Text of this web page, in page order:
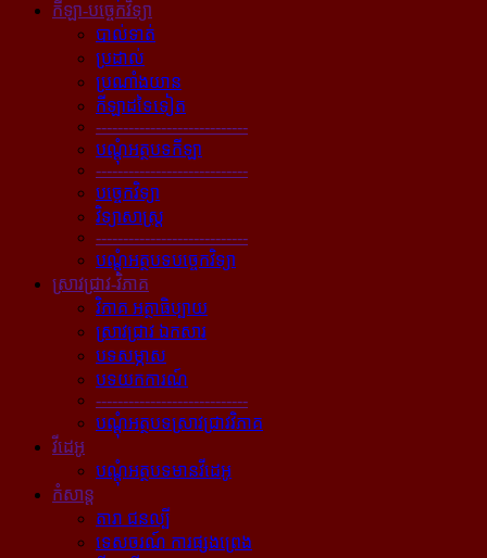
កីឡា-បច្ចេកវិទ្យា
បាល់ទាត់
ប្រដាល់
ប្រណាំងយាន
កីឡាដទៃទៀត
----------------------------
បណ្ដុំអត្ថបទកីឡា
----------------------------
បច្ចេកវិទ្យា
វិទ្យាសាស្ត្រ
----------------------------
បណ្ដុំអត្ថបទបច្ចេកវិទ្យា
ស្រាវជ្រាវ-វិភាគ
វិភាគ អត្ថាធិប្បាយ
ស្រាវជ្រាវ ឯកសារ
បទសម្ភាស
បទយកការណ៍
----------------------------
បណ្ដុំអត្ថបទស្រាវជ្រាវវិភាគ
វីដេអូ
បណ្ដុំអត្ថបទមានវីដេអូ
កំសាន្ដ
តារា ជនល្បី
ទេសចរណ៍ ការផ្សងព្រេង